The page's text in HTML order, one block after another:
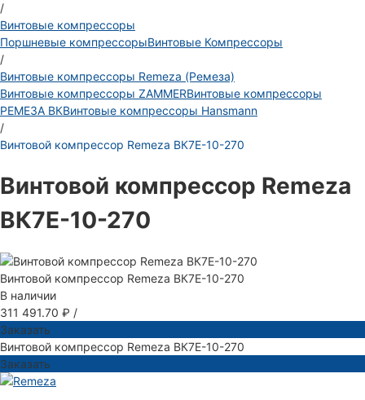
/
Винтовые компрессоры
Поршневые компрессорыВинтовые Компрессоры
/
Винтовые компрессоры Remeza (Ремеза)
Винтовые компрессоры ZAMMERВинтовые компрессоры
РЕМЕЗА ВКВинтовые компрессоры Hansmann
/
Винтовой компрессор Remeza ВК7Е-10-270
Винтовой компрессор Remeza
ВК7Е-10-270
Винтовой компрессор Remeza ВК7Е-10-270
В наличии
311 491.70 ₽ /
Заказать
Винтовой компрессор Remeza ВК7Е-10-270
Заказать